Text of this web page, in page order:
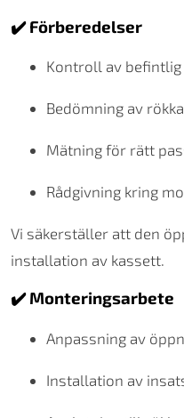
✔️ Förberedelser
Kontroll av
Bedömning av
Mätning för rätt
Rådgivning kring
Vi säkerställer att den
installation av kassett.
✔️ Monteringsarbete
Anpassning av
Installation av